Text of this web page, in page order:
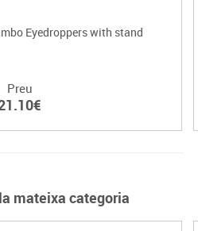
Eyedroppers with stand
Preu
mateixa categoria